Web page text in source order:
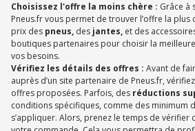
Choisissez l'offre la moins chère : Grâce à
Pneus.fr vous permet de trouver l’offre la
prix des pneus, des jantes, et des
boutiques partenaires pour choisir la
vos besoins.
Vérifiez les détails des offres : Avant de
auprès d’un site partenaire de Pneus.fr,
offres proposées. Parfois, des réductions
conditions spécifiques, comme des minimum
s’appliquer. Alors, prenez le temps de vérifier